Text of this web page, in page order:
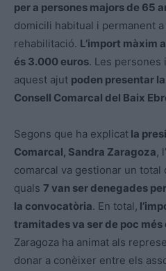
per a persones majors de 65
domicili habitual i permanent
rehabilitació. L’import màxim
és 3.000 euros. Les persones
aquest ajut poden presentar
Consell Comarcal del Baix
Segons que ha explicat la
Comarcal, Sandra Zaragoza,
comarcal va gestionar un total
quals 7 van ser denegades
la convocatòria. En total,
tramitades va ser de poc
Zaragoza ha animat als
donar a conèixer entre els